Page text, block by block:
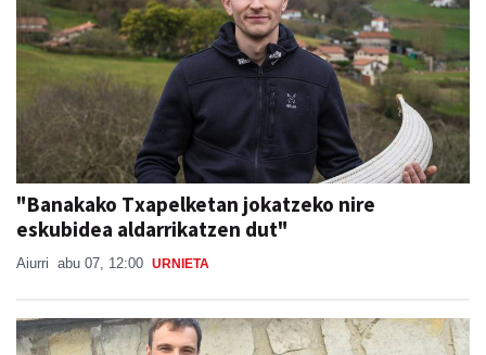
"Banakako Txapelketan jokatzeko nire
eskubidea aldarrikatzen dut"
Aiurri abu 07, 12:00 URNIETA